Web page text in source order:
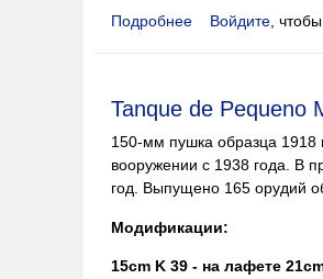
Подробнее о Tanque de
Войдите ,
Tanque de Pequeno
150-мм пушка образца
вооружении с 1938 года. В
год. Выпущено 165 орудий
Модификации:
15cm K 39 - на лафете